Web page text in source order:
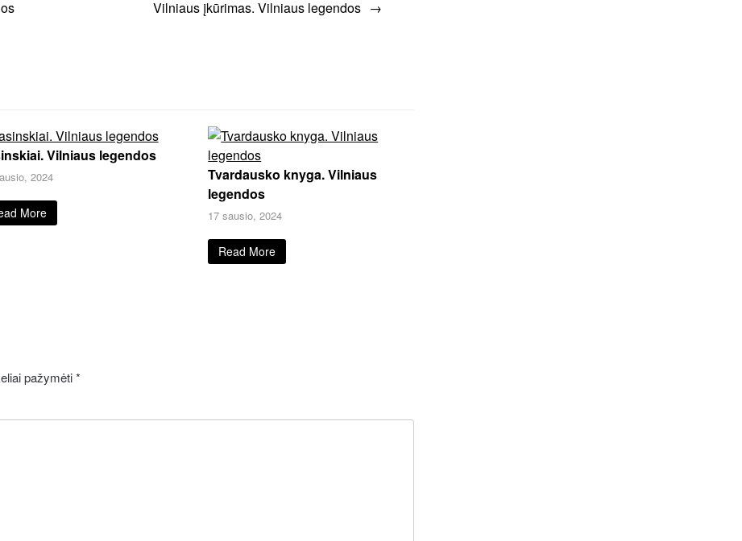
Vilniaus įkūrimas. Vilniaus legendos
Vilniaus legendos
2024
More
Tvardausko knyga. Vilniaus
legendos
17 sausio, 2024
Read More
pažymėti*